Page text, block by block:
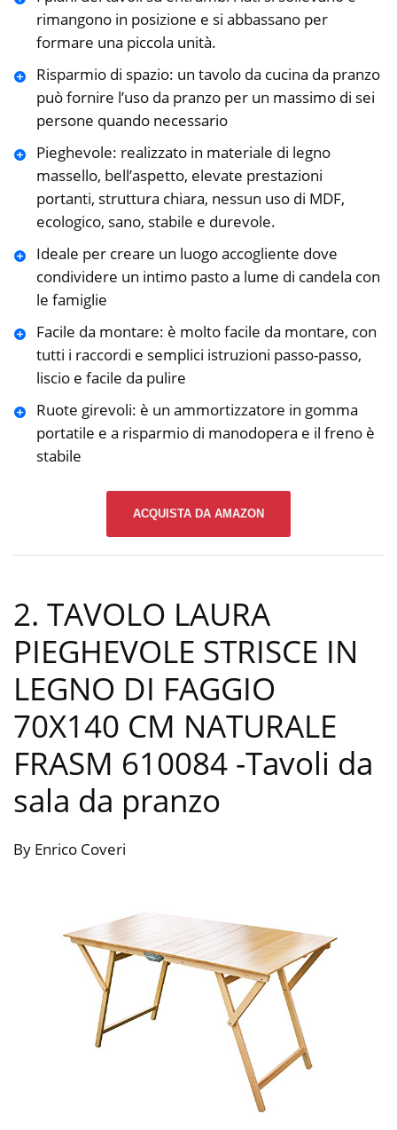
rimangono in posizione e si abbassano per
formare una piccola unità.
Risparmio di spazio: un tavolo da cucina da pranzo
può fornire l’uso da pranzo per un massimo di sei
persone quando necessario
Pieghevole: realizzato in materiale di legno
massello, bell’aspetto, elevate prestazioni
portanti, struttura chiara, nessun uso di MDF,
ecologico, sano, stabile e durevole.
Ideale per creare un luogo accogliente dove
condividere un intimo pasto a lume di candela con
le famiglie
Facile da montare: è molto facile da montare, con
tutti i raccordi e semplici istruzioni passo-passo,
liscio e facile da pulire
Ruote girevoli: è un ammortizzatore in gomma
portatile e a risparmio di manodopera e il freno è
stabile
ACQUISTA DA AMAZON
2. TAVOLO LAURA
PIEGHEVOLE STRISCE IN
LEGNO DI FAGGIO
70X140 CM NATURALE
FRASM 610084 -Tavoli da
sala da pranzo
By Enrico Coveri